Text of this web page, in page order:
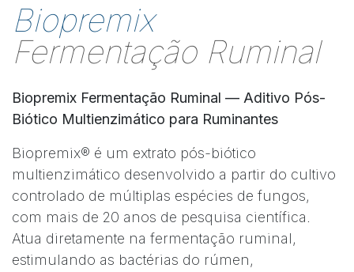
Biopremix
Fermentação Ruminal
Biopremix Fermentação Ruminal — Aditivo Pós-
Biótico Multienzimático para Ruminantes
Biopremix® é um extrato pós-biótico
multienzimático desenvolvido a partir do cultivo
controlado de múltiplas espécies de fungos,
com mais de 20 anos de pesquisa científica.
Atua diretamente na fermentação ruminal,
estimulando as bactérias do rúmen,